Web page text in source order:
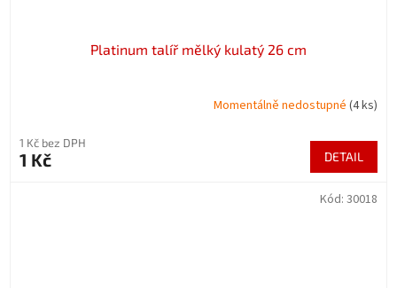
Platinum talíř mělký kulatý 26 cm
Momentálně nedostupné (4 ks)
1 Kč bez DPH
1 Kč DETAIL
Kód: 30018